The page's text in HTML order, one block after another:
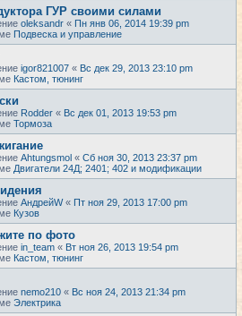
ГУР своими силами
oleksandr « Пн янв 06, 2014 19:39 pm
Подвеска и управление
igor821007 « Вс дек 29, 2013 23:10 pm
Кастом, тюнинг
Rodder « Вс дек 01, 2013 19:53 pm
Тормоза
Ahtungsmol « Сб ноя 30, 2013 23:37 pm
Двигатели 24Д; 2401; 402 и модификации
АндрейW« Пт ноя 29, 2013 17:00 pm
Кузов
по фото
in_team « Вт ноя 26, 2013 19:54 pm
Кастом, тюнинг
nemo210 « Вс ноя 24, 2013 21:34 pm
Электрика